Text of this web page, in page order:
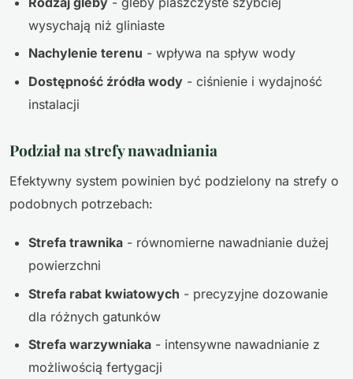
wysychają niż gliniaste
Nachylenie terenu - wpływa na spływ wody
Dostępność źródła wody - ciśnienie i wydajność
instalacji
Podział na strefy nawadniania
Efektywny system powinien być podzielony na strefy o
podobnych potrzebach:
Strefa trawnika - równomierne nawadnianie dużej
powierzchni
Strefa rabat kwiatowych - precyzyjne dozowanie
dla różnych gatunków
Strefa warzywniaka - intensywne nawadnianie z
możliwością fertygacji